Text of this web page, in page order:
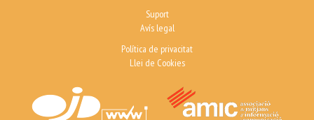
Suport
Avís legal
Política de privacitat
Llei de Cookies